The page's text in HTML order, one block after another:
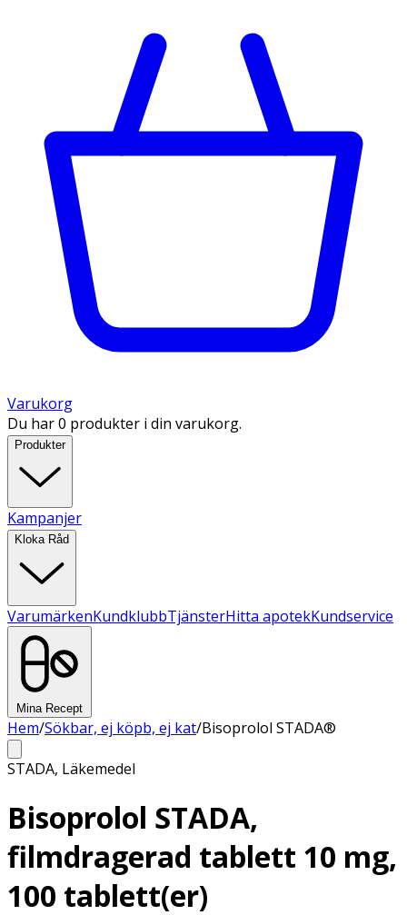
Varukorg
Du har 0 produkter i din varukorg.
Produkter
Kampanjer
Kloka Råd
VarumärkenKundklubbTjänsterHitta apotekKundservice
Mina Recept
Hem/Sökbar, ej köpb, ej kat/Bisoprolol STADA®
STADA, Läkemedel
Bisoprolol STADA,
filmdragerad tablett 10 mg,
100 tablett(er)